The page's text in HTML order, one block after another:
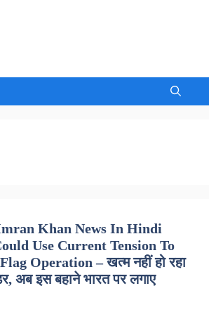
Khan News In Hindi
Use Current Tension To
Operation – खत्म नहीं हो रहा
अब इस बहाने भारत पर लगाए